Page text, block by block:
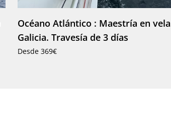
Océano Atlántico : Maestría en
Galicia. Travesía de 3 días
Desde 369€